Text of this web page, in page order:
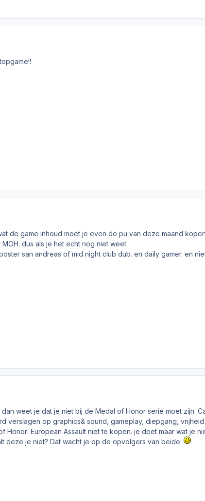
de game inhoud moet je even de pu van deze maand
dus als je het echt nog niet weet
san andreas of mid night club dub. en daily gamer. en
weet je dat je niet bij de Medal of Honor serie moet zijn.
verslagen op graphics& sound, gameplay, diepgang, vrijheid
Honor: European Assault niet te kopen. je doet maar wat je
deze je niet? Dat wacht je op de opvolgers van beide.